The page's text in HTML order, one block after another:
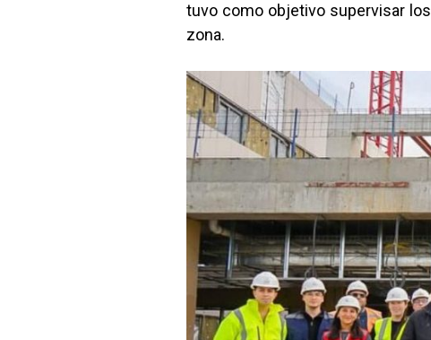
tuvo como objetivo supervisar
zona.